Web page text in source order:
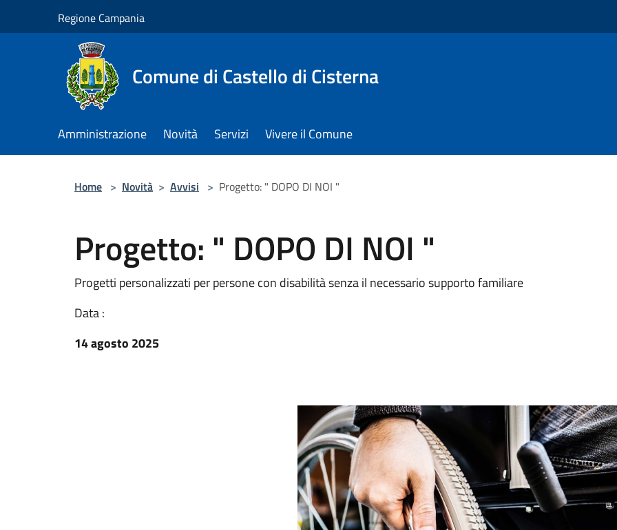
Regione Campania
Comune di Castello di Cisterna
Amministrazione Novità Servizi Vivere il Comune
Home > Novità > Avvisi > Progetto: " DOPO DI NOI "
Progetto: " DOPO DI NOI "
Progetti personalizzati per persone con disabilità senza il necessario supporto familiare
Data :
14 agosto 2025